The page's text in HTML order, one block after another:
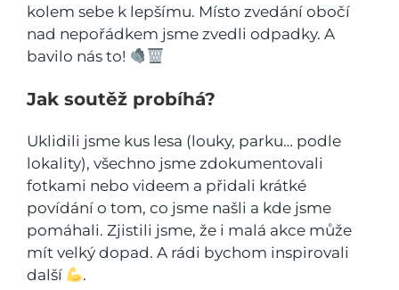
kolem sebe k lepšímu. Místo zvedání obočí
nad nepořádkem jsme zvedli odpadky. A
bavilo nás to!
Jak soutěž probíhá?
Uklidili jsme kus lesa (louky, parku… podle
lokality), všechno jsme zdokumentovali
fotkami nebo videem a přidali krátké
povídání o tom, co jsme našli a kde jsme
pomáhali. Zjistili jsme, že i malá akce může
mít velký dopad. A rádi bychom inspirovali
další
.